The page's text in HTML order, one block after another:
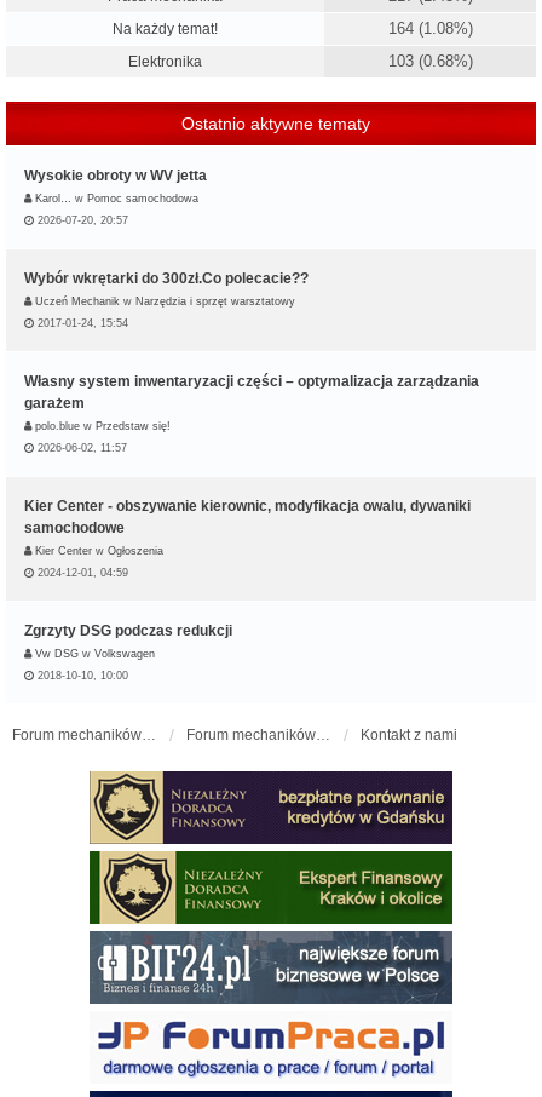
Na każdy temat! 164 (1.08%)
Elektronika 103 (0.68%)
Ostatnio aktywne tematy
Wysokie obroty w WV jetta
Karol… w Pomoc samochodowa
2026-07-20, 20:57
Wybór wkrętarki do 300zł.Co polecacie??
Uczeń Mechanik w Narzędzia i sprzęt warsztatowy
2017-01-24, 15:54
Własny system inwentaryzacji części – optymalizacja zarządzania
garażem
polo.blue w Przedstaw się!
2026-06-02, 11:57
Kier Center - obszywanie kierownic, modyfikacja owalu, dywaniki
samochodowe
Kier Center w Ogłoszenia
2024-12-01, 04:59
Zgrzyty DSG podczas redukcji
Vw DSG w Volkswagen
2018-10-10, 10:00
Forum mechaników samochodowych - forum-mechaniczne.pl Forum mechaników samochodowych Kontakt z nami